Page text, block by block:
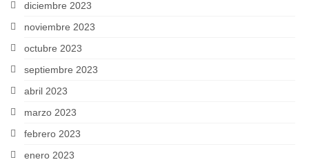
diciembre 2023
noviembre 2023
octubre 2023
septiembre 2023
abril 2023
marzo 2023
febrero 2023
enero 2023